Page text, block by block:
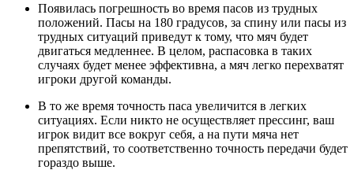
Появилась погрешность во время пасов из трудных
положений. Пасы на 180 градусов, за спину или пасы из
трудных ситуаций приведут к тому, что мяч будет
двигаться медленнее. В целом, распасовка в таких
случаях будет менее эффективна, а мяч легко перехватят
игроки другой команды.
В то же время точность паса увеличится в легких
ситуациях. Если никто не осуществляет прессинг, ваш
игрок видит все вокруг себя, а на пути мяча нет
препятствий, то соответственно точность передачи будет
гораздо выше.